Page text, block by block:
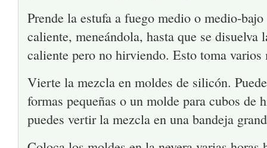
Prende la estufa a fuego medio o medio-
caliente, meneándola, hasta que se disuelva
caliente pero no hirviendo. Esto toma varios
Vierte la mezcla en moldes de silicón.
formas pequeñas o un molde para cubos de
puedes vertir la mezcla en una bandeja